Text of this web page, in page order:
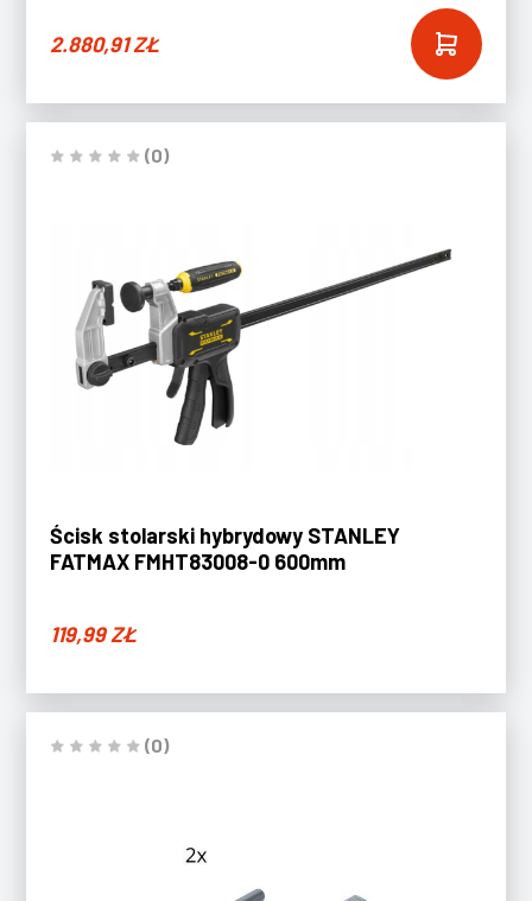
2.880,91ZŁ
(0)
Ścisk stolarski hybrydowy STANLEY
FATMAX FMHT83008-0 600mm
119,99ZŁ
(0)